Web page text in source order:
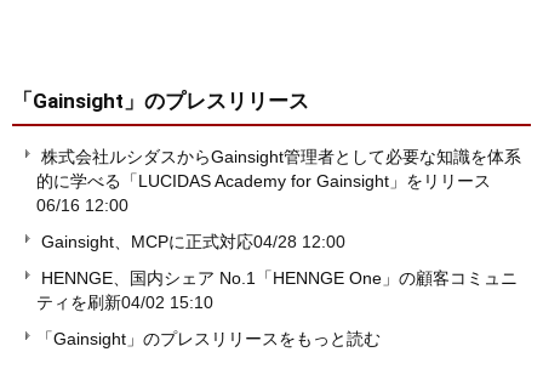
「Gainsight」 のプレスリリース
株式会社ルシダスからGainsight管理者として必要な知識を体系
的に学べる「LUCIDAS Academy for Gainsight」をリリース
06/16 12:00
Gainsight、MCPに正式対応04/28 12:00
HENNGE、国内シェア No.1「HENNGE One」の顧客コミュニ
ティを刷新04/02 15:10
「Gainsight」のプレスリリースをもっと読む